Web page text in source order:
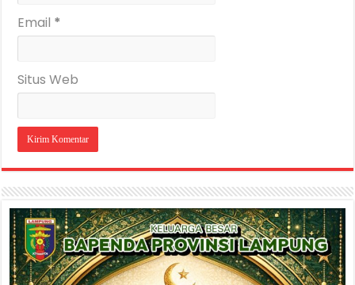
Email *
Situs Web